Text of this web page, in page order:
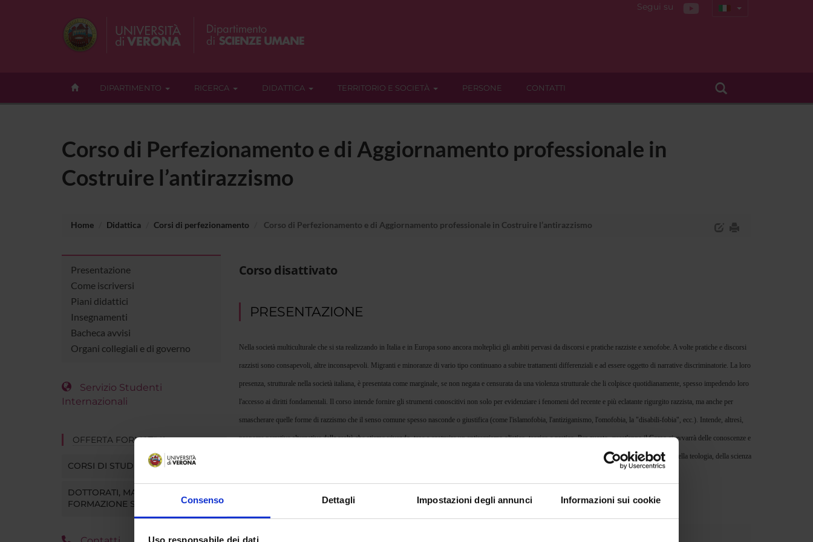
Consenso Dettagli Impostazioni degli annunci Informazioni sui cookie
Uso responsabile dei dati
Segui su
DIPARTIMENTO RICERCA DIDATTICA TERRITORIO E SOCIETÀ PERSONE CONTATTI
Corso di Perfezionamento e di Aggiornamento professionale in
Costruire l’antirazzismo
Home Didattica Corsi di perfezionamento Corso di Perfezionamento e di Aggiornamento professionale in Costruire l’antirazzismo
Presentazione
Come iscriversi
Piani didattici
Insegnamenti
Bacheca avvisi
Organi collegiali e di governo
Servizio Studenti
Internazionali
OFFERTA FORMATIVA
CORSI DI STUDIO
DOTTORATI, MASTER E
FORMAZIONE SUPERIORE
Corso disattivato
PRESENTAZIONE
Nella società multiculturale che si sta realizzando in Italia e in Europa sono ancora molteplici gli ambiti pervasi da discorsi e pratiche razziste e xenofobe. A volte pratiche e discorsi
razzisti sono consapevoli, altre inconsapevoli. Migranti e minoranze di vario tipo continuano a subire trattamenti differenziali e ad essere oggetto di narrative discriminatorie. La loro
presenza, strutturale nella società italiana, è presentata come marginale, se non negata e censurata da una violenza strutturale che li colpisce quotidianamente, spesso impedendo loro
l'accesso ai diritti fondamentali. Il corso intende fornire gli strumenti conoscitivi non solo per evidenziare i fenomeni del recente e più eclatante rigurgito razzista, ma anche per
smascherare quelle forme di razzismo che il senso comune spesso nasconde o giustifica (come l'islamofobia, l'antiziganismo, l'omofobia, la "disabili-fobia", ecc.). Intende, altresì,
proporre narrative alternative della realtà che stiamo vivendo, tese a costruire un antirazzismo olistico, teorico e pratico. Per questo, quest'anno il Corso si avvarrà delle conoscenze e
degli insegnamenti più aggiornati nel campo dell'antropologia culturale, della psicologia, del diritto, della massmediologia, dell'urbanistica, dell'economia, della teologia, della scienza
SCHEDA DEL CORSO